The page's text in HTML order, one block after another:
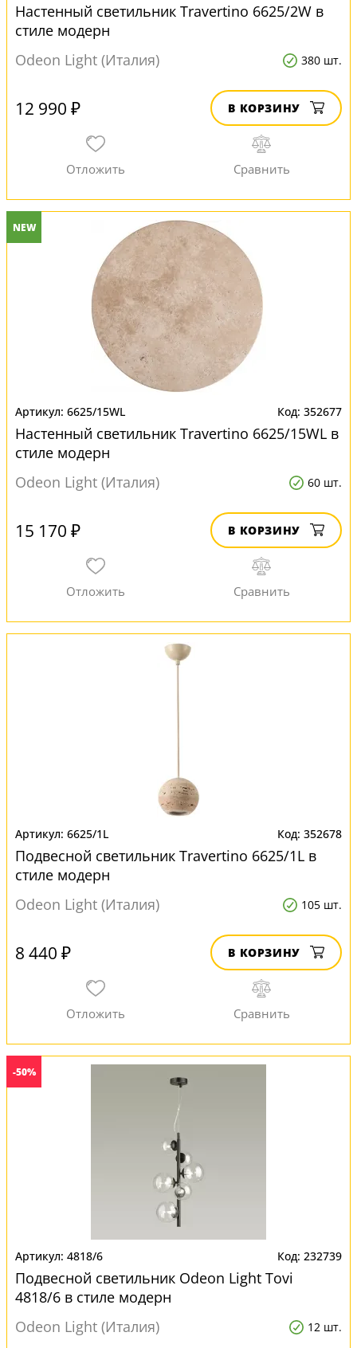
Настенный светильник Travertino 6625/2W в
стиле модерн
Odeon Light (Италия)
380 шт.
12 990 ₽ В КОРЗИНУ
NEW
6625/15WL 352677
Настенный светильник Travertino 6625/15WL в
стиле модерн
Odeon Light (Италия)
60 шт.
15 170 ₽ В КОРЗИНУ
6625/1L 352678
Подвесной светильник Travertino 6625/1L в
стиле модерн
Odeon Light (Италия)
105 шт.
8 440 ₽ В КОРЗИНУ
-50%
4818/6 232739
Подвесной светильник Odeon Light Tovi
4818/6 в стиле модерн
Odeon Light (Италия)
12 шт.